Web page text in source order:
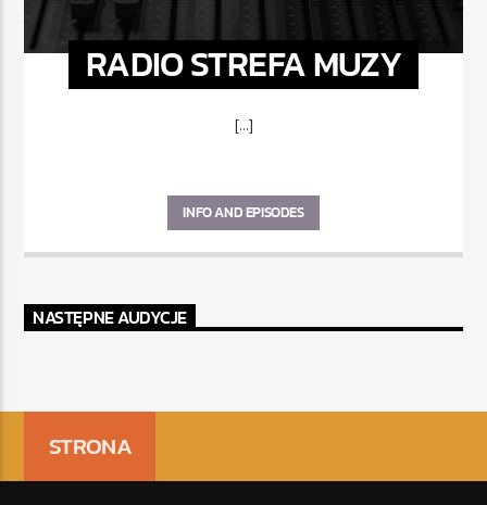
RADIO STREFA MUZY
[...]
INFO AND EPISODES
NASTĘPNE AUDYCJE
STRONA